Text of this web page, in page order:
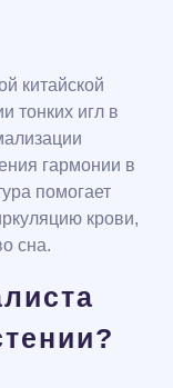
китайской
тонких игл в
гармонии в
помогает
крови,
сна.